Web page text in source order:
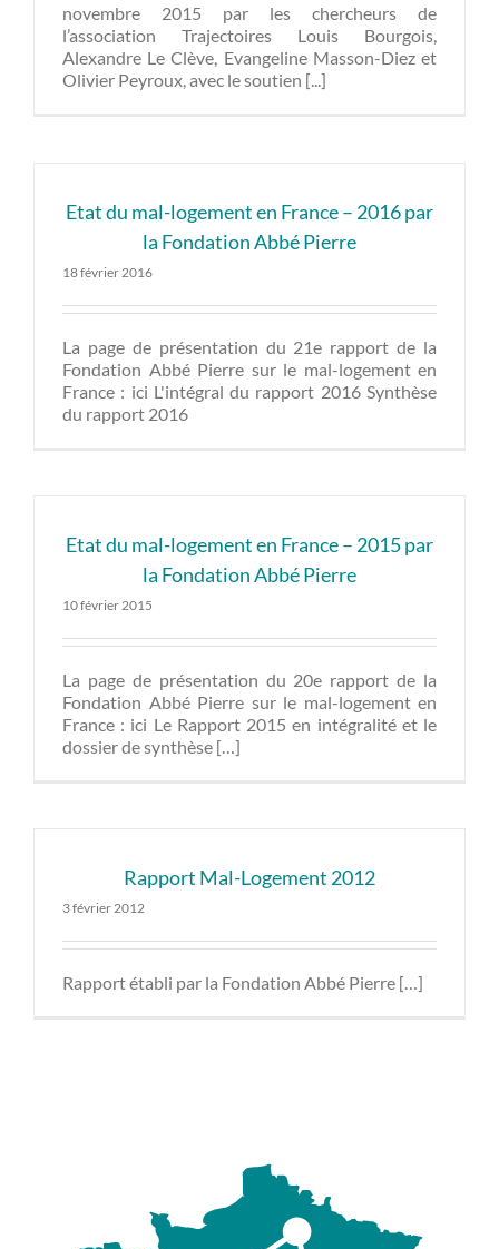
novembre 2015 par les chercheurs de
l’association Trajectoires Louis Bourgois,
Alexandre Le Clève, Evangeline Masson-Diez et
Olivier Peyroux, avec le soutien [...]
Etat du mal-logement en France – 2016 par
la Fondation Abbé Pierre
18 février 2016
La page de présentation du 21e rapport de la
Fondation Abbé Pierre sur le mal-logement en
France : ici L'intégral du rapport 2016 Synthèse
du rapport 2016
Etat du mal-logement en France – 2015 par
la Fondation Abbé Pierre
10 février 2015
La page de présentation du 20e rapport de la
Fondation Abbé Pierre sur le mal-logement en
France : ici Le Rapport 2015 en intégralité et le
dossier de synthèse […]
Rapport Mal-Logement 2012
3 février 2012
Rapport établi par la Fondation Abbé Pierre […]